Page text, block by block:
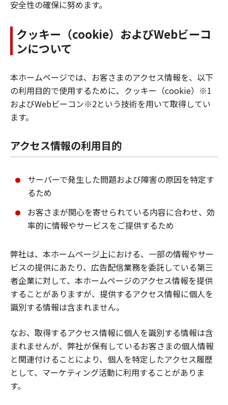
安全性の確保に努めます。
クッキー（cookie）およびWebビーコ
ンについて
本ホームページでは、お客さまのアクセス情報を、以下
の利用目的で使用するために、クッキー（cookie）※1
およびWebビーコン※2という技術を用いて取得してい
ます。
アクセス情報の利用目的
サーバーで発生した問題および障害の原因を特定す
るため
お客さまが関心を寄せられている内容に合わせ、効
率的に情報やサービスをご提供するため
弊社は、本ホームページ上における、一部の情報やサー
ビスの提供にあたり、広告配信業務を委託している第三
者企業に対して、本ホームページのアクセス情報を提供
することがありますが、提供するアクセス情報に個人を
識別する情報は含まれません。
なお、取得するアクセス情報に個人を識別する情報は含
まれませんが、弊社が保有しているお客さまの個人情報
と関連付けることにより、個人を特定したアクセス履歴
として、マーケティング活動に利用することがありま
す。